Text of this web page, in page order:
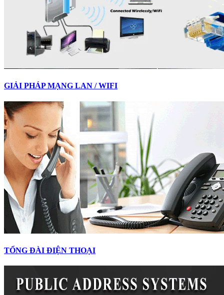
GIẢI PHÁP MẠNG LAN / WIFI
TỔNG ĐÀI ĐIỆN THOẠI